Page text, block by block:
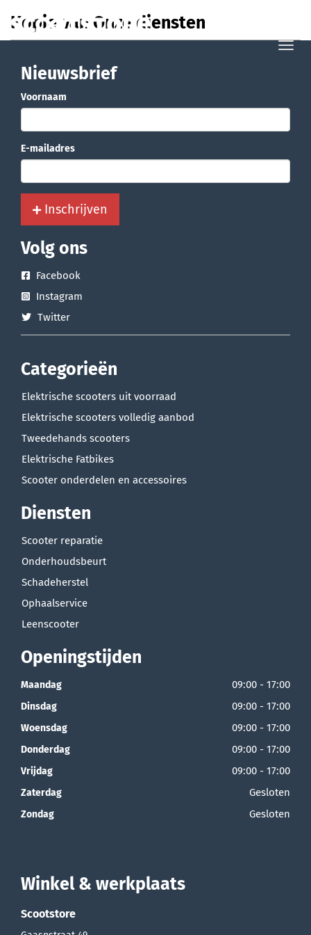
Kopie van Onze diensten
Nieuwsbrief
Voornaam
E-mailadres
Inschrijven
Volg ons
Facebook
Instagram
Twitter
Categorieën
Elektrische scooters uit voorraad
Elektrische scooters volledig aanbod
Tweedehands scooters
Elektrische Fatbikes
Scooter onderdelen en accessoires
Diensten
Scooter reparatie
Onderhoudsbeurt
Schadeherstel
Ophaalservice
Leenscooter
Openingstijden
Maandag 09:00 - 17:00
Dinsdag 09:00 - 17:00
Woensdag 09:00 - 17:00
Donderdag 09:00 - 17:00
Vrijdag 09:00 - 17:00
Zaterdag Gesloten
Zondag Gesloten
Winkel & werkplaats
Scootstore